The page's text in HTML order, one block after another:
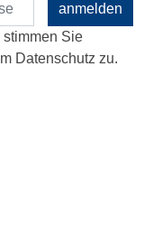
anmelden
stimmen Sie
Datenschutz zu.